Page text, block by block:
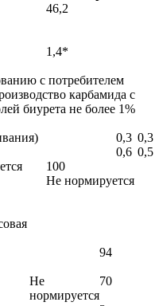
46,2
1,4*
с потребителем
карбамида с
биурета не более 1%
0,3 0,3
0,6 0,5
100
Не нормируется
94
Не
нормируется
70